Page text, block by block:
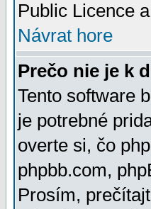
Public Licence
Návrat hore
Prečo nie je k
Tento software
je potrebné
overte si, čo
phpbb.com,
Prosím,